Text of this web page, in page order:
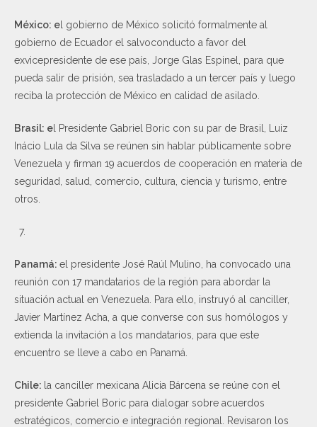
México: e l gobierno de México solicitó formalmente al
gobierno de Ecuador el salvoconducto a favor del
exvicepresidente de ese país, Jorge Glas Espinel, para que
pueda salir de prisión, sea trasladado a un tercer país y luego
reciba la protección de México en calidad de asilado.
Brasil: e l Presidente Gabriel Boric con su par de Brasil, Luiz
Inácio Lula da Silva se reúnen sin hablar públicamente sobre
Venezuela y firman 19 acuerdos de cooperación en materia de
seguridad, salud, comercio, cultura, ciencia y turismo, entre
otros.
Panamá: el presidente José Raúl Mulino, ha convocado una
reunión con 17 mandatarios de la región para abordar la
situación actual en Venezuela. Para ello, instruyó al canciller,
Javier Martínez Acha, a que converse con sus homólogos y
extienda la invitación a los mandatarios, para que este
encuentro se lleve a cabo en Panamá.
Chile: la canciller mexicana Alicia Bárcena se reúne con el
presidente Gabriel Boric para dialogar sobre acuerdos
estratégicos, comercio e integración regional. Revisaron los